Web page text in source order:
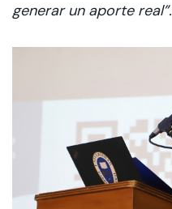
generar un aporte real”.